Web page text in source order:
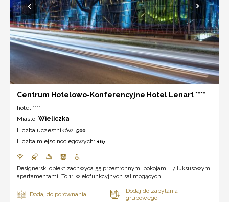
Centrum Hotelowo-Konferencyjne Hotel Lenart ****
hotel ****
Miasto: Wieliczka
Liczba uczestników: 500
Liczba miejsc noclegowych: 167
Designerski obiekt zachwyca 55 przestronnymi pokojami i 7 luksusowymi
apartamentami. To 11 wielofunkcyjnych sal mogących ...